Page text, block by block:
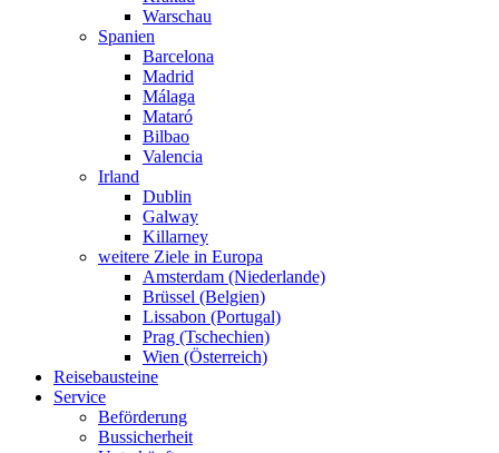
Warschau
Spanien
Barcelona
Madrid
Málaga
Mataró
Bilbao
Valencia
Irland
Dublin
Galway
Killarney
weitere Ziele in Europa
Amsterdam (Niederlande)
Brüssel (Belgien)
Lissabon (Portugal)
Prag (Tschechien)
Wien (Österreich)
Reisebausteine
Service
Beförderung
Bussicherheit